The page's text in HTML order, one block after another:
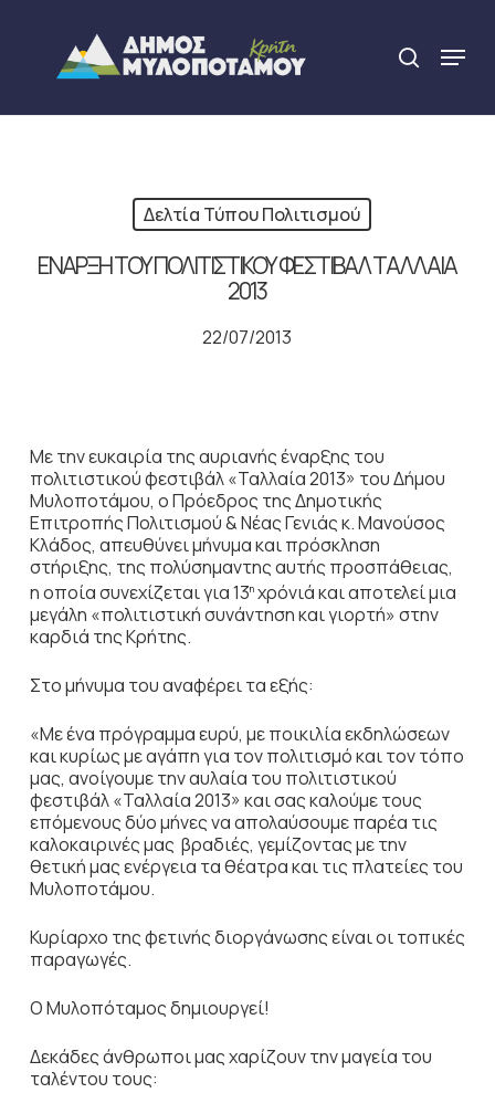
content
search
Menu
Δελτία Τύπου Πολιτισμού
ΕΝΑΡΞΗ ΤΟΥ ΠΟΛΙΤΙΣΤΙΚΟΥ ΦΕΣΤΙΒΑΛ ΤΑΛΛΑΙΑ
2013
22/07/2013
Με την ευκαιρία της αυριανής έναρξης του
πολιτιστικού φεστιβάλ «Ταλλαία 2013» του Δήμου
Μυλοποτάμου, ο Πρόεδρος της Δημοτικής
Επιτροπής Πολιτισμού & Νέας Γενιάς κ. Μανούσος
Κλάδος, απευθύνει μήνυμα και πρόσκληση
στήριξης, της πολύσημαντης αυτής προσπάθειας,
η οποία συνεχίζεται για 13ηχρόνιά και αποτελεί μια
μεγάλη «πολιτιστική συνάντηση και γιορτή» στην
καρδιά της Κρήτης.
Στο μήνυμα του αναφέρει τα εξής:
«Με ένα πρόγραμμα ευρύ, με ποικιλία εκδηλώσεων
και κυρίως με αγάπη για τον πολιτισμό και τον τόπο
μας, ανοίγουμε την αυλαία του πολιτιστικού
φεστιβάλ «Ταλλαία 2013» και σας καλούμε τους
επόμενους δύο μήνες να απολαύσουμε παρέα τις
καλοκαιρινές μας βραδιές, γεμίζοντας με την
θετική μας ενέργεια τα θέατρα και τις πλατείες του
Μυλοποτάμου.
Κυρίαρχο της φετινής διοργάνωσης είναι οι τοπικές
παραγωγές.
Ο Μυλοπόταμος δημιουργεί!
Δεκάδες άνθρωποι μας χαρίζουν την μαγεία του
ταλέντου τους:
Close